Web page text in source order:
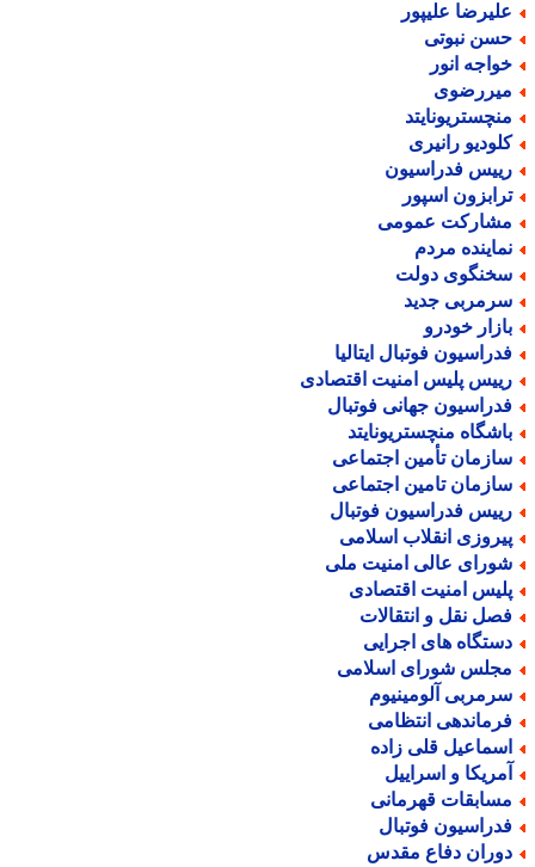
علیپور
نبوتی
انور
رانیری
فدراسیون
اسپور
عمومی
مردم
دولت
جدید
خودرو
فوتبال ایتالیا
پلیس امنیت اقتصادی
جهانی فوتبال
منچستریونایتد
تأمین اجتماعی
تامین اجتماعی
فدراسیون فوتبال
انقلاب اسلامی
عالی امنیت ملی
امنیت اقتصادی
نقل و انتقالات
های اجرایی
شورای اسلامی
آلومینیوم
انتظامی
قلی زاده
و اسراییل
قهرمانی
فوتبال
دفاع مقدس